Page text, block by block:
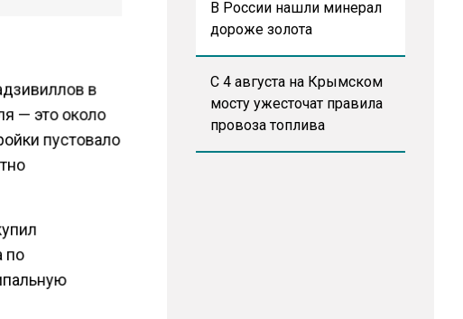
в
— это около
пустовало
по
В России нашли минерал
дороже золота
С 4 августа на Крымском
мосту ужесточат правила
провоза топлива